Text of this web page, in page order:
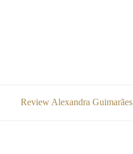
Review Alexandra Guimarães